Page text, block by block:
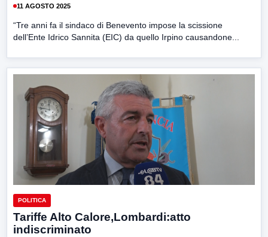
11 AGOSTO 2025
“Tre anni fa il sindaco di Benevento impose la scissione
dell’Ente Idrico Sannita (EIC) da quello Irpino causandone...
POLITICA
Tariffe Alto Calore,Lombardi:atto
indiscriminato